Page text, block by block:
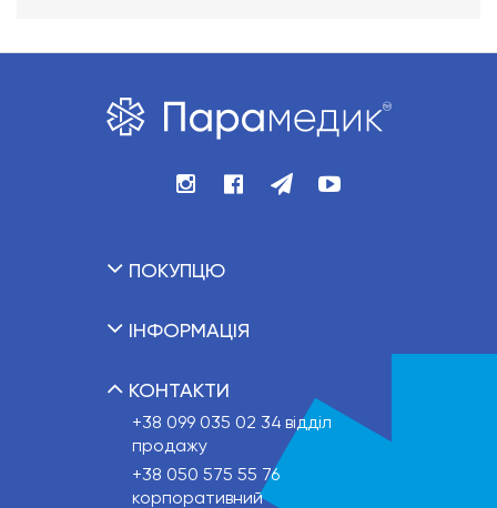
ПОКУПЦЮ
ІНФОРМАЦІЯ
КОНТАКТИ
+38 099 035 02 34 відділ
продажу
+38 050 575 55 76
корпоративний